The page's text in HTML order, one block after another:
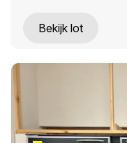
Bekijk lot